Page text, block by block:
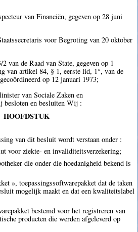
van Financiën, gegeven op 28 juni
voor Begroting van 20 oktober
van de Raad van State, gegeven op 1
van artikel 84, § 1, eerste lid, 1°, van de
op 12 januari 1973;
van Sociale Zaken en
besloten en besluiten Wij :
HOOFDSTUK
van dit besluit wordt verstaan onder :
voor ziekte- en invaliditeitsverzekering;
die onder die hoedanigheid bekend is
», toepassingssoftwarepakket dat de taken
mogelijk maakt en dat een kwaliteitslabel
bestemd voor het registreren van
producten die werden afgeleverd op